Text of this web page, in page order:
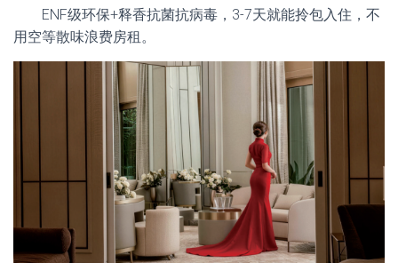
ENF级环保+释香抗菌抗病毒，3-7天就能拎包入住，不
用空等散味浪费房租。